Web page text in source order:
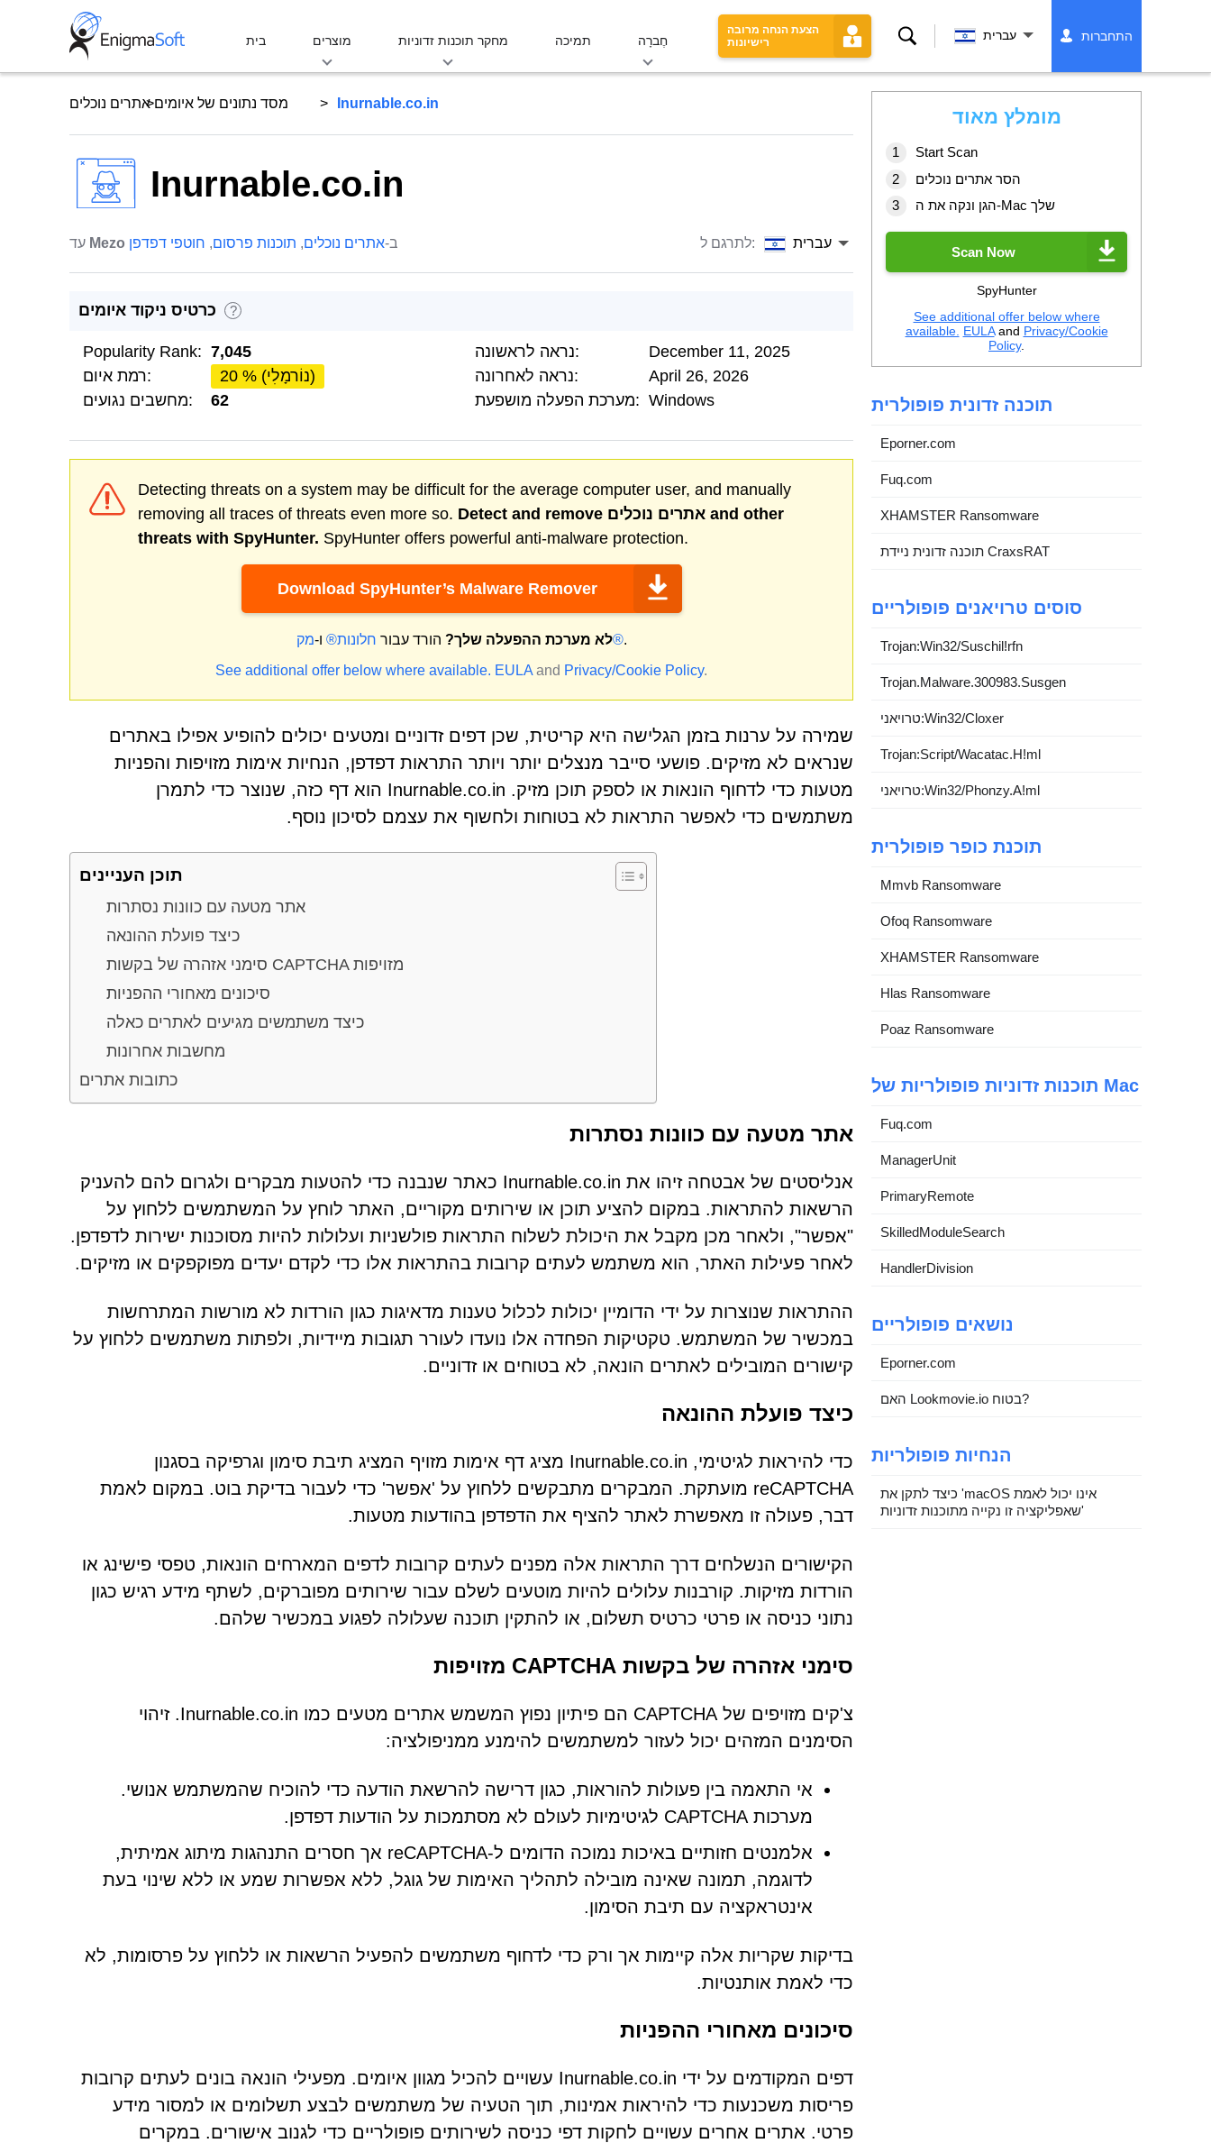
בית מוצרים מחקר תוכנות זדוניות תמיכה חֶברָה
הצעת הנחה מרובה
רישיונות
לחפש עברית התחברות
מסד נתונים של איומים אתרים נוכלים Inurnable.co.in
Inurnable.co.in
Mezo ב-אתרים נוכלים, תוכנות פרסום, חוטפי דפדפן לתרגם ל: עברית
כרטיס ניקוד איומים ?
Popularity Rank: 7,045
רמת איום:
20 % (נוֹרמָלִי)
מחשבים נגועים:
62
נראה לראשונה:
December 11, 2025
נראה לאחרונה:
April 26, 2026
מערכת הפעלה מושפעת: Windows
Detecting threats on a system may be difficult for the average computer user, and manually
removing all traces of threats even more so. Detect and remove אתרים נוכלים and other
threats with SpyHunter. SpyHunter offers powerful anti-malware protection.
Download SpyHunter’s Malware Remover
לא מערכת ההפעלה שלך? הורד עבור חלונות® ו- מק®.
See additional offer below where available. EULA and Privacy/Cookie Policy.
שמירה על ערנות בזמן הגלישה היא קריטית, שכן דפים זדוניים ומטעים יכולים להופיע אפילו באתרים
שנראים לא מזיקים. פושעי סייבר מנצלים יותר ויותר התראות דפדפן, הנחיות אימות מזויפות והפניות
מטעות כדי לדחוף הונאות או לספק תוכן מזיק. Inurnable.co.in הוא דף כזה, שנוצר כדי לתמרן
משתמשים כדי לאפשר התראות לא בטוחות ולחשוף את עצמם לסיכון נוסף.
תוכן העניינים
אתר מטעה עם כוונות נסתרות
כיצד פועלת ההונאה
סימני אזהרה של בקשות CAPTCHA מזויפות
סיכונים מאחורי ההפניות
כיצד משתמשים מגיעים לאתרים כאלה
מחשבות אחרונות
כתובות אתרים
אתר מטעה עם כוונות נסתרות
אנליסטים של אבטחה זיהו את Inurnable.co.in כאתר שנבנה כדי להטעות מבקרים ולגרום להם להעניק
הרשאות להתראות. במקום להציע תוכן או שירותים מקוריים, האתר לוחץ על המשתמשים ללחוץ על
"אפשר", ולאחר מכן מקבל את היכולת לשלוח התראות פולשניות ועלולות להיות מסוכנות ישירות לדפדפן.
לאחר פעילות האתר, הוא משתמש לעתים קרובות בהתראות אלו כדי לקדם יעדים מפוקפקים או מזיקים.
ההתראות שנוצרות על ידי הדומיין יכולות לכלול טענות מדאיגות כגון הורדות לא מורשות המתרחשות
במכשיר של המשתמש. טקטיקות הפחדה אלו נועדו לעורר תגובות מיידיות, ולפתות משתמשים ללחוץ על
קישורים המובילים לאתרים הונאה, לא בטוחים או זדוניים.
כיצד פועלת ההונאה
כדי להיראות לגיטימי, Inurnable.co.in מציג דף אימות מזויף המציג תיבת סימון וגרפיקה בסגנון
reCAPTCHA מועתקת. המבקרים מתבקשים ללחוץ על 'אפשר' כדי לעבור בדיקת בוט. במקום לאמת
דבר, פעולה זו מאפשרת לאתר להציף את הדפדפן בהודעות מטעות.
הקישורים הנשלחים דרך התראות אלה מפנים לעתים קרובות לדפים המארחים הונאות, טפסי פישינג או
הורדות מזיקות. קורבנות עלולים להיות מוטעים לשלם עבור שירותים מפוברקים, לשתף מידע רגיש כגון
נתוני כניסה או פרטי כרטיס תשלום, או להתקין תוכנה שעלולה לפגוע במכשיר שלהם.
סימני אזהרה של בקשות CAPTCHA מזויפות
צ'קים מזויפים של CAPTCHA הם פיתיון נפוץ המשמש אתרים מטעים כמו Inurnable.co.in. זיהוי
הסימנים המזהים יכול לעזור למשתמשים להימנע ממניפולציה:
אי התאמה בין פעולות להוראות, כגון דרישה להרשאת הודעה כדי להוכיח שהמשתמש אנושי.
מערכות CAPTCHA לגיטימיות לעולם לא מסתמכות על הודעות דפדפן.
אלמנטים חזותיים באיכות נמוכה הדומים ל-reCAPTCHA אך חסרים התנהגות מיתוג אמיתית,
לדוגמה, תמונה שאינה מובילה לתהליך האימות של גוגל, ללא אפשרות שמע או ללא שינוי בעת
אינטראקציה עם תיבת הסימון.
בדיקות שקריות אלה קיימות אך ורק כדי לדחוף משתמשים להפעיל הרשאות או ללחוץ על פרסומות, לא
כדי לאמת אותנטיות.
סיכונים מאחורי ההפניות
דפים המקודמים על ידי Inurnable.co.in עשויים להכיל מגוון איומים. מפעילי הונאה בונים לעתים קרובות
פריסות משכנעות כדי להיראות אמינות, תוך הטעיה של משתמשים לבצע תשלומים או למסור מידע
פרטי. אתרים אחרים עשויים לחקות דפי כניסה לשירותים פופולריים כדי לגנוב אישורים. במקרים
מומלץ מאוד
Start Scan
הסר אתרים נוכלים
הגן ונקה את ה-Mac שלך
Scan Now
SpyHunter
See additional offer below where
available. EULAand Privacy/Cookie
Policy.
תוכנה זדונית פופולרית
Eporner.com
Fuq.com
XHAMSTER Ransomware
תוכנה זדונית ניידת CraxsRAT
סוסים טרויאנים פופולריים
Trojan:Win32/Suschil!rfn
Trojan.Malware.300983.Susgen
טרויאני:Win32/Cloxer
Trojan:Script/Wacatac.H!ml
טרויאני:Win32/Phonzy.A!ml
תוכנת כופר פופולרית
Mmvb Ransomware
Ofoq Ransomware
XHAMSTER Ransomware
Hlas Ransomware
Poaz Ransomware
תוכנות זדוניות פופולריות של Mac
Fuq.com
ManagerUnit
PrimaryRemote
SkilledModuleSearch
HandlerDivision
נושאים פופולריים
Eporner.com
האם Lookmovie.io בטוח?
הנחיות פופולריות
כיצד לתקן את 'macOS אינו יכול לאמת
שאפליקציה זו נקייה מתוכנות זדוניות'